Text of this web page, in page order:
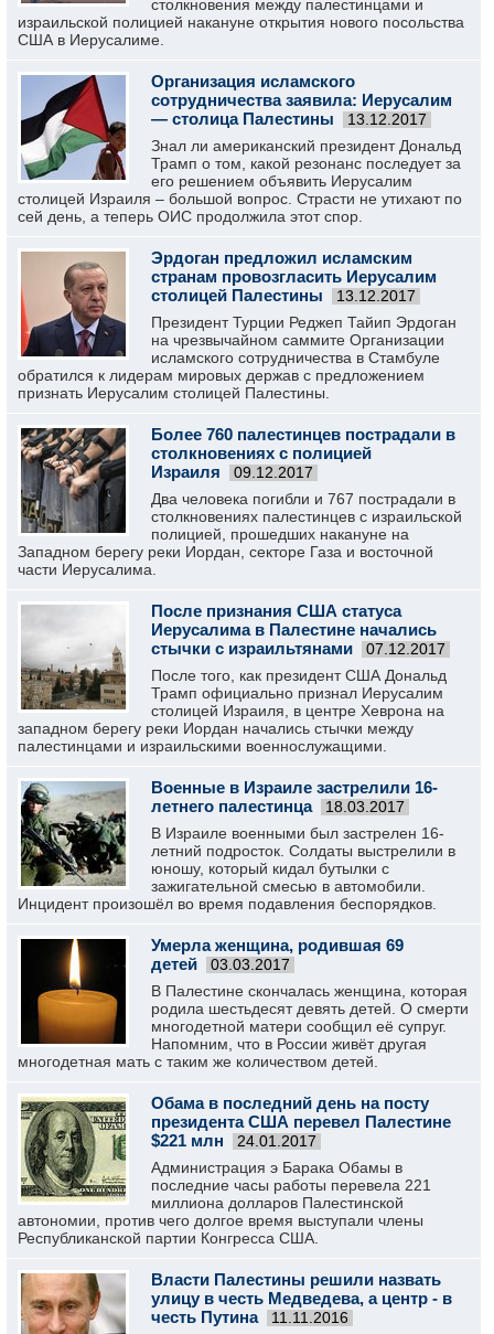
столкновения между палестинцами и
израильской полицией накануне открытия нового посольства
США в Иерусалиме.
Организация исламского
сотрудничества заявила: Иерусалим
— столица Палестины
13.12.2017
Знал ли американский президент Дональд
Трамп о том, какой резонанс последует за
его решением объявить Иерусалим
столицей Израиля – большой вопрос. Страсти не утихают по
сей день, а теперь ОИС продолжила этот спор.
Эрдоган предложил исламским
странам провозгласить Иерусалим
столицей Палестины
13.12.2017
Президент Турции Реджеп Тайип Эрдоган
на чрезвычайном саммите Организации
исламского сотрудничества в Стамбуле
обратился к лидерам мировых держав с предложением
признать Иерусалим столицей Палестины.
Более 760 палестинцев пострадали в
столкновениях с полицией
Израиля
09.12.2017
Два человека погибли и 767 пострадали в
столкновениях палестинцев с израильской
полицией, прошедших накануне на
Западном берегу реки Иордан, секторе Газа и восточной
части Иерусалима.
После признания США статуса
Иерусалима в Палестине начались
стычки с израильтянами
07.12.2017
После того, как президент США Дональд
Трамп официально признал Иерусалим
столицей Израиля, в центре Хеврона на
западном берегу реки Иордан начались стычки между
палестинцами и израильскими военнослужащими.
Военные в Израиле застрелили 16-
летнего палестинца
18.03.2017
В Израиле военными был застрелен 16-
летний подросток. Солдаты выстрелили в
юношу, который кидал бутылки с
зажигательной смесью в автомобили.
Инцидент произошёл во время подавления беспорядков.
Умерла женщина, родившая 69
детей
03.03.2017
В Палестине скончалась женщина, которая
родила шестьдесят девять детей. О смерти
многодетной матери сообщил её супруг.
Напомним, что в России живёт другая
многодетная мать с таким же количеством детей.
Обама в последний день на посту
президента США перевел Палестине
$221 млн
24.01.2017
Администрация э Барака Обамы в
последние часы работы перевела 221
миллиона долларов Палестинской
автономии, против чего долгое время выступали члены
Республиканской партии Конгресса США.
Власти Палестины решили назвать
улицу в честь Медведева, а центр - в
честь Путина
11.11.2016